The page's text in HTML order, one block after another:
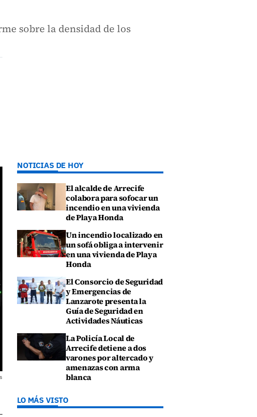
sobre la densidad de los
NOTICIAS DE HOY
El alcalde de Arrecife
colabora para sofocar un
incendio en una vivienda
de Playa Honda
Un incendio localizado en
un sofá obliga a intervenir
en una vivienda de Playa
Honda
El Consorcio de Seguridad
y Emergencias de
Lanzarote presenta la
Guía de Seguridad en
Actividades Náuticas
La Policía Local de
Arrecife detiene a dos
varones por altercado y
amenazas con arma
blanca
LO MÁS VISTO